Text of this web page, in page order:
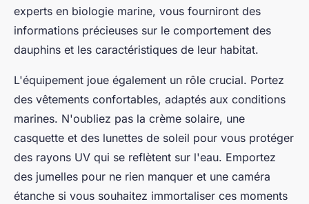
experts en biologie marine, vous fourniront des
informations précieuses sur le comportement des
dauphins et les caractéristiques de leur habitat.
L'équipement joue également un rôle crucial. Portez
des vêtements confortables, adaptés aux conditions
marines. N'oubliez pas la crème solaire, une
casquette et des lunettes de soleil pour vous protéger
des rayons UV qui se reflètent sur l'eau. Emportez
des jumelles pour ne rien manquer et une caméra
étanche si vous souhaitez immortaliser ces moments